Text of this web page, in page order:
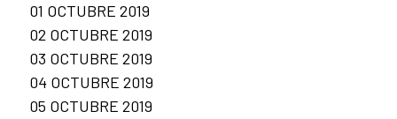
01 OCTUBRE 2019
02 OCTUBRE 2019
03 OCTUBRE 2019
04 OCTUBRE 2019
05 OCTUBRE 2019